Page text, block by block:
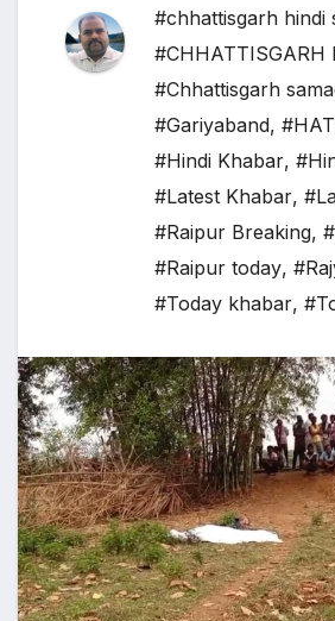
#chhattisgarh hindi
#CHHATTISGARH
#Chhattisgarh
#Gariyaband,
#Hindi Khabar,
#Latest Khabar,
#Raipur Breaking,
#Raipur today,
#Today khabar,